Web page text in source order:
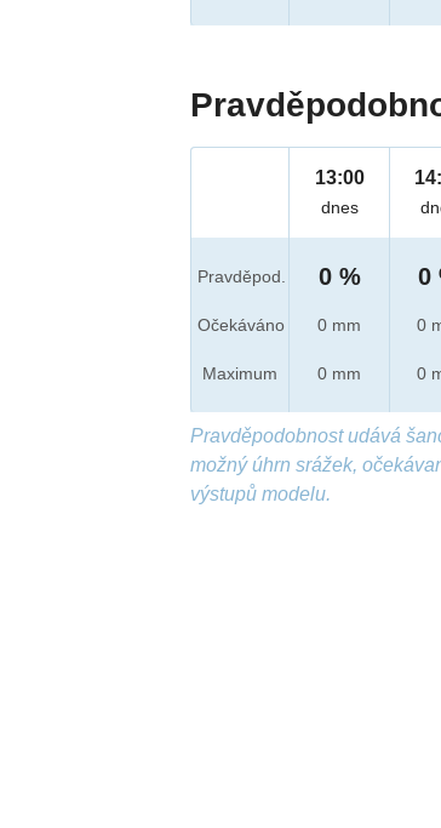
Pravděpod.
Očekáváno
Maximum
13:00
dnes
0 %
0 mm
0 mm
0
0
0
Pravděpodobnost udává
možný úhrn srážek,
výstupů modelu.